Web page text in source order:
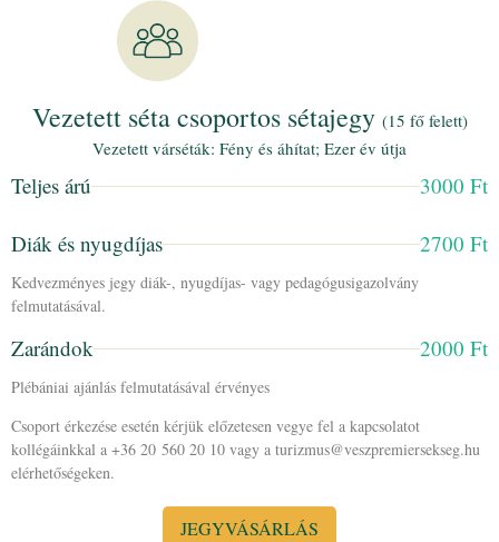
Vezetett séta csoportos sétajegy (15 fő felett)
Vezetett várséták: Fény és áhítat; Ezer év útja
Teljes árú 3000 Ft
Diák és nyugdíjas 2700 Ft
Kedvezményes jegy diák-, nyugdíjas- vagy pedagógusigazolvány
felmutatásával.
Zarándok 2000 Ft
Plébániai ajánlás felmutatásával érvényes
Csoport érkezése esetén kérjük előzetesen vegye fel a kapcsolatot
kollégáinkkal a +36 20 560 20 10 vagy a turizmus@veszpremiersekseg.hu
elérhetőségeken.
JEGYVÁSÁRLÁS